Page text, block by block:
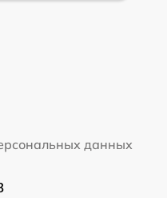
данных